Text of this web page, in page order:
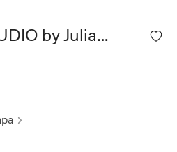
by Julia